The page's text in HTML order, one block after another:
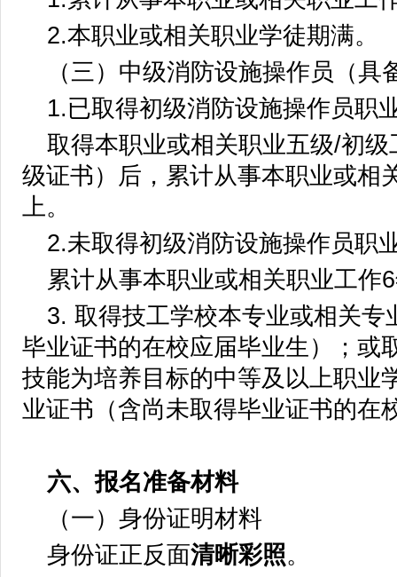
2.本职业或相关职业学徒期满。
（三）中级消防设施操作员（具
1.已取得初级消防设施操作员职
取得本职业或相关职业五级/初
级证书）后，累计从事本职业或相
上。
2.未取得初级消防设施操作员职
累计从事本职业或相关职业工作
3. 取得技工学校本专业或相关专
毕业证书的在校应届毕业生）；或
技能为培养目标的中等及以上职业
业证书（含尚未取得毕业证书的在
六、报名准备材料
（一）身份证明材料
身份证正反面清晰彩照。